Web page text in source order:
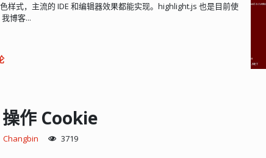
样式，主流的 IDE 和编辑器效果都能实现。highlight.js 也是目前使
博客...
作 Cookie
Changbin 3719